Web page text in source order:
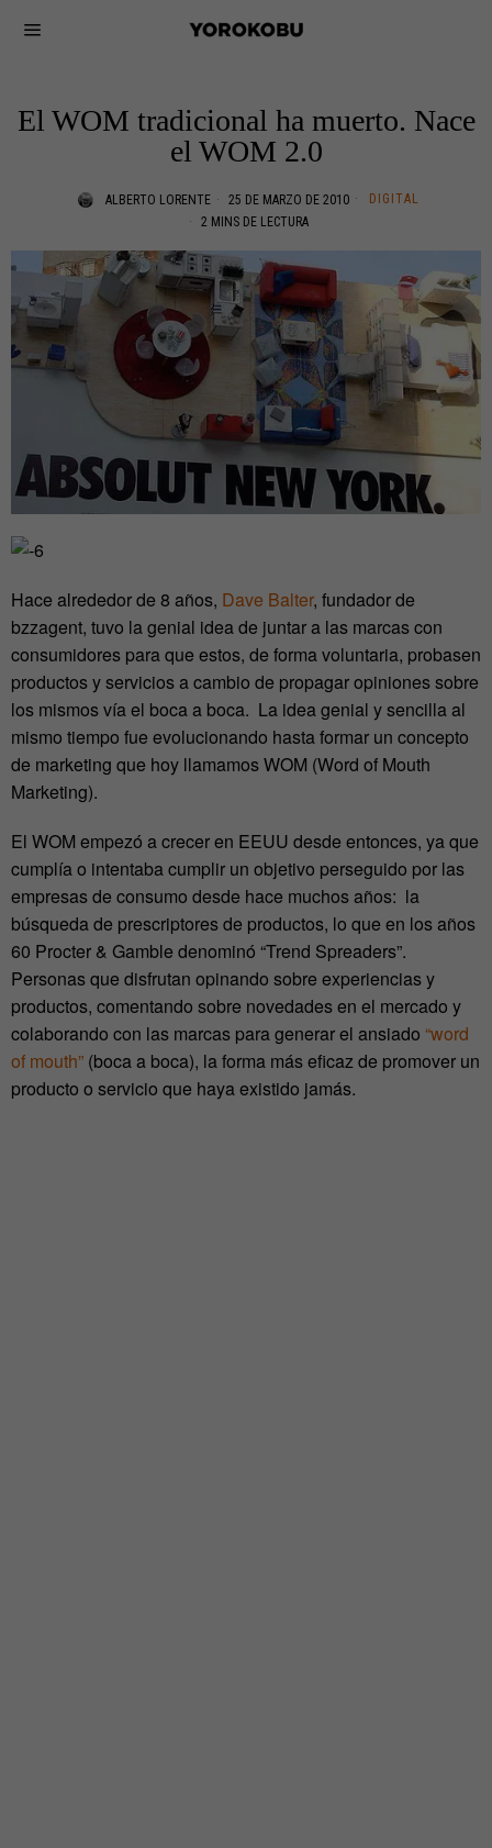
El WOM tradicional ha muerto. Nace
el WOM 2.0
ALBERTO LORENTE 25 DE MARZO DE 2010
DIGITAL
2 MINS DE LECTURA
Hace alrededor de 8 años, Dave Balter, fundador de
bzzagent, tuvo la genial idea de juntar a las marcas con
consumidores para que estos, de forma voluntaria, probasen
productos y servicios a cambio de propagar opiniones sobre
los mismos vía el boca a boca. La idea genial y sencilla al
mismo tiempo fue evolucionando hasta formar un concepto
de marketing que hoy llamamos WOM (Word of Mouth
Marketing).
El WOM empezó a crecer en EEUU desde entonces, ya que
cumplía o intentaba cumplir un objetivo perseguido por las
empresas de consumo desde hace muchos años: la
búsqueda de prescriptores de productos, lo que en los años
60 Procter & Gamble denominó “Trend Spreaders”.
Personas que disfrutan opinando sobre experiencias y
productos, comentando sobre novedades en el mercado y
colaborando con las marcas para generar el ansiado “word
of mouth” (boca a boca), la forma más eficaz de promover un
producto o servicio que haya existido jamás.